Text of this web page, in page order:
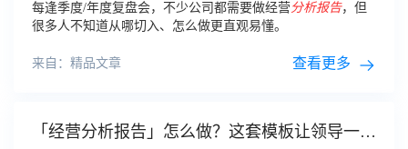
每逢季度/年度复盘会，不少公司都需要做经营 分析报告，但
很多人不知道从哪切入、怎么做更直观易懂。
来自：精品文章 查看更多
「经营分析报告」怎么做？这套模板让领导一看